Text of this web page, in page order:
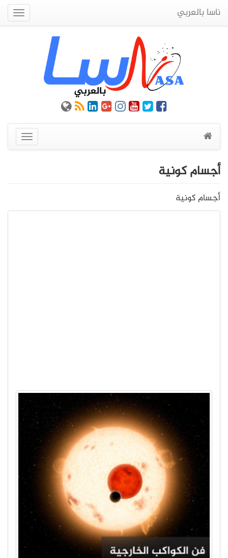
ناسا بالعربي
عرض
القائمة
أجسام كونية
أجسام كونية